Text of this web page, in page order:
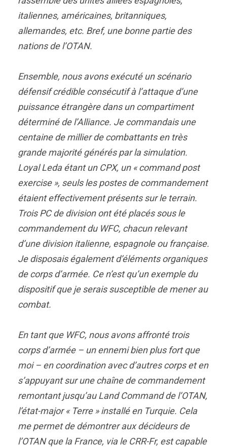
italiennes, américaines, britanniques,
allemandes, etc. Bref, une bonne partie des
nations de l’OTAN.
Ensemble, nous avons exécuté un scénario
défensif crédible consécutif à l’attaque d’une
puissance étrangère dans un compartiment
déterminé de l’Alliance. Je commandais une
centaine de millier de combattants en très
grande majorité générés par la simulation.
Loyal Leda étant un CPX, un « command post
exercise », seuls les postes de commandement
étaient effectivement présents sur le terrain.
Trois PC de division ont été placés sous le
commandement du WFC, chacun relevant
d’une division italienne, espagnole ou française.
Je disposais également d’éléments organiques
de corps d’armée. Ce n’est qu’un exemple du
dispositif que je serais susceptible de mener au
combat.
En tant que WFC, nous avons affronté trois
corps d’armée – un ennemi bien plus fort que
moi – en coordination avec d’autres corps et en
s’appuyant sur une chaîne de commandement
remontant jusqu’au Land Command de l’OTAN,
l’état-major « Terre » installé en Turquie. Cela
me permet de démontrer aux décideurs de
l’OTAN que la France, via le CRR-Fr, est capable